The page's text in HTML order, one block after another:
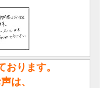
ります。
は、